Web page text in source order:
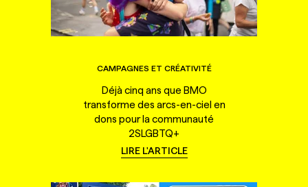
CAMPAGNES ET CRÉATIVITÉ
Déjà cinq ans que BMO
transforme des arcs-en-ciel en
dons pour la communauté
2SLGBTQ+
LIRE L'ARTICLE